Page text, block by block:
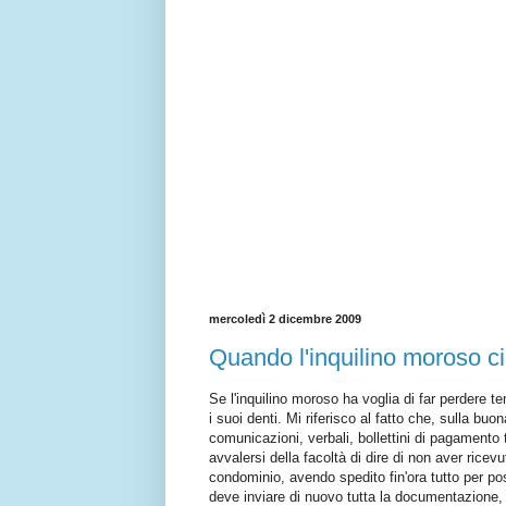
mercoledì 2 dicembre 2009
Quando l'inquilino moroso
Se l'inquilino moroso ha voglia di far perdere
i suoi denti. Mi riferisco al fatto che, sulla
comunicazioni, verbali, bollettini di
avvalersi della facoltà di dire di non aver
condominio, avendo spedito fin'ora tutto per
deve inviare di nuovo tutta la